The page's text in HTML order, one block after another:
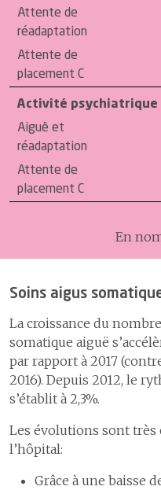
Attente de
réadaptation
Attente de
placement C
Activité psychiatrique
Aiguë et
réadaptation
Attente de
placement C
En
Soins aigus
La croissance du
somatique aiguë
par rapport à 2017
2016). Depuis 2012, le
s’établit à 2,3%.
Les évolutions sont très
l’hôpital:
Grâce à une baisse